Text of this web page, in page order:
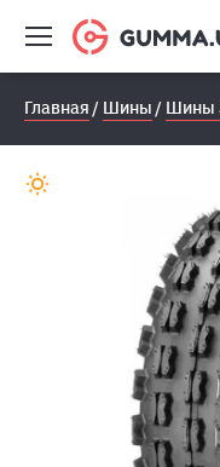
Главная Шины Шины